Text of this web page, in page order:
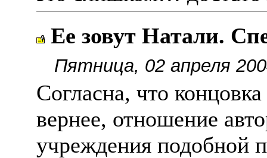
Ее зовут Натали.
Пятница, 02 апреля
Согласна, что
вернее, отношение
учреждения подобной